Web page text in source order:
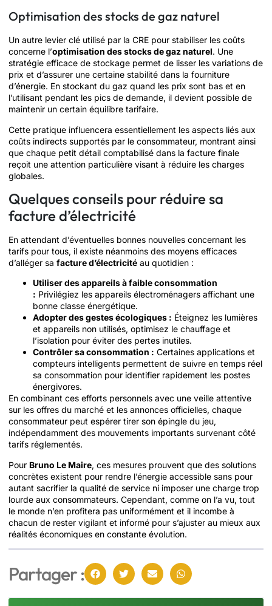
Optimisation des stocks de gaz naturel
Un autre levier clé utilisé par la CRE pour stabiliser les coûts
concerne l’optimisation des stocks de gaz naturel. Une
stratégie efficace de stockage permet de lisser les variations de
prix et d’assurer une certaine stabilité dans la fourniture
d’énergie. En stockant du gaz quand les prix sont bas et en
l’utilisant pendant les pics de demande, il devient possible de
maintenir un certain équilibre tarifaire.
Cette pratique influencera essentiellement les aspects liés aux
coûts indirects supportés par le consommateur, montrant ainsi
que chaque petit détail comptabilisé dans la facture finale
reçoit une attention particulière visant à réduire les charges
globales.
Quelques conseils pour réduire sa
facture d’électricité
En attendant d’éventuelles bonnes nouvelles concernant les
tarifs pour tous, il existe néanmoins des moyens efficaces
d’alléger sa facture d’électricité au quotidien :
Utiliser des appareils à faible consommation
: Privilégiez les appareils électroménagers affichant une
bonne classe énergétique.
Adopter des gestes écologiques : Éteignez les lumières
et appareils non utilisés, optimisez le chauffage et
l’isolation pour éviter des pertes inutiles.
Contrôler sa consommation : Certaines applications et
compteurs intelligents permettent de suivre en temps réel
sa consommation pour identifier rapidement les postes
énergivores.
En combinant ces efforts personnels avec une veille attentive
sur les offres du marché et les annonces officielles, chaque
consommateur peut espérer tirer son épingle du jeu,
indépendamment des mouvements importants survenant côté
tarifs réglementés.
Pour Bruno Le Maire, ces mesures prouvent que des solutions
concrètes existent pour rendre l’énergie accessible sans pour
autant sacrifier la qualité de service ni imposer une charge trop
lourde aux consommateurs. Cependant, comme on l’a vu, tout
le monde n’en profitera pas uniformément et il incombe à
chacun de rester vigilant et informé pour s’ajuster au mieux aux
réalités économiques en constante évolution.
Partager :